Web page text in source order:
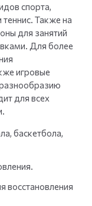
спорта,
Также на
для занятий
Для более
игровые
для всех
баскетбола,
восстановления